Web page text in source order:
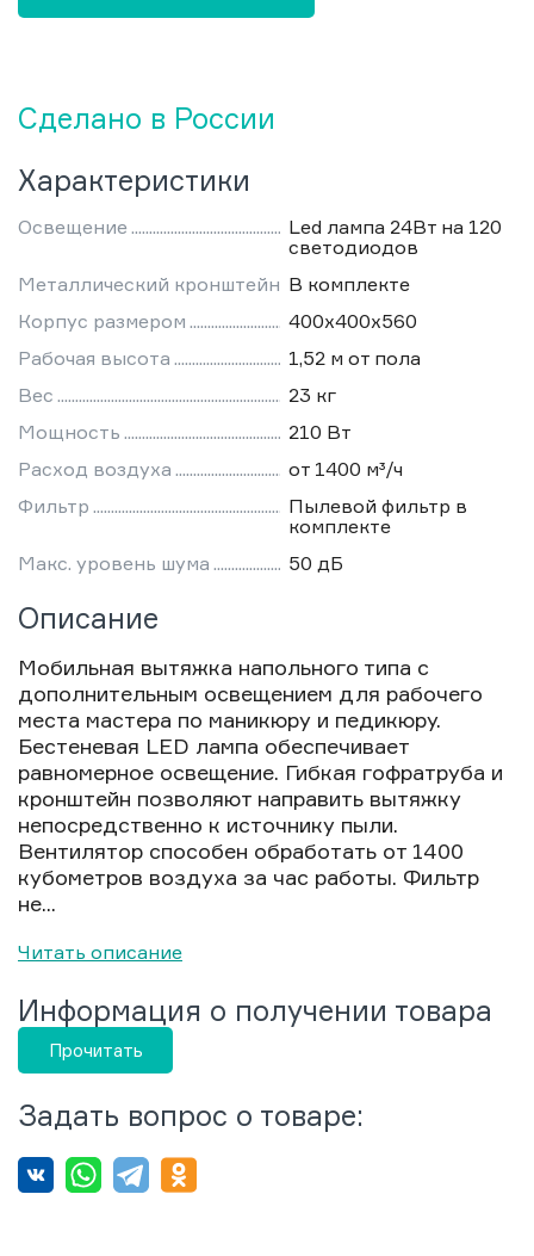
Сделано в России
Характеристики
Освещение
Led лампа 24Вт на 120
светодиодов
Металлический кронштейн В комплекте
Корпус размером
400х400х560
Рабочая высота
1,52 м от пола
Вес
23 кг
Мощность
210 Вт
Расход воздуха
от 1400 м³/ч
Фильтр
Пылевой фильтр в
комплекте
Макс. уровень шума
50 дБ
Описание
Мобильная вытяжка напольного типа с
дополнительным освещением для рабочего
места мастера по маникюру и педикюру.
Бестеневая LED лампа обеспечивает
равномерное освещение. Гибкая гофратруба и
кронштейн позволяют направить вытяжку
непосредственно к источнику пыли.
Вентилятор способен обработать от 1400
кубометров воздуха за час работы. Фильтр
не...
Читать описание
Информация о получении товара
Прочитать
Задать вопрос о товаре: